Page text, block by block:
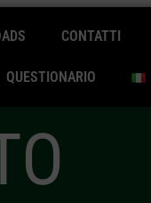
CONTATTI
QUESTIONARIO